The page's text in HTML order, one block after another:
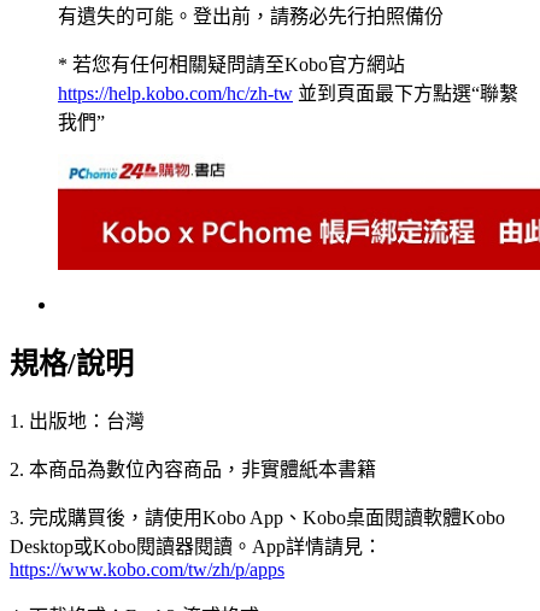
有遺失的可能。登出前，請務必先行拍照備份
* 若您有任何相關疑問請至Kobo官方網站
https://help.kobo.com/hc/zh-tw 並到頁面最下方點選“聯繫
我們”
規格/說明
1. 出版地：台灣
2. 本商品為數位內容商品，非實體紙本書籍
3. 完成購買後，請使用Kobo App、Kobo桌面閱讀軟體Kobo
Desktop或Kobo閱讀器閱讀。App詳情請見：
https://www.kobo.com/tw/zh/p/apps